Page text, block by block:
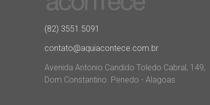
(82) 3551.5091
contato@aquiacontece.com.br
Avenida Antonio Candido Toledo Cabral, 149,
Dom Constantino. Penedo - Alagoas